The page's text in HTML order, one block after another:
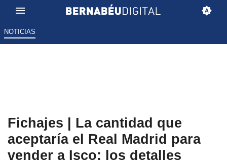
NOTICIAS
Fichajes | La cantidad que
aceptaría el Real Madrid para
vender a Isco: los detalles